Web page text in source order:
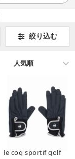
絞り込む
le coq sportif golf